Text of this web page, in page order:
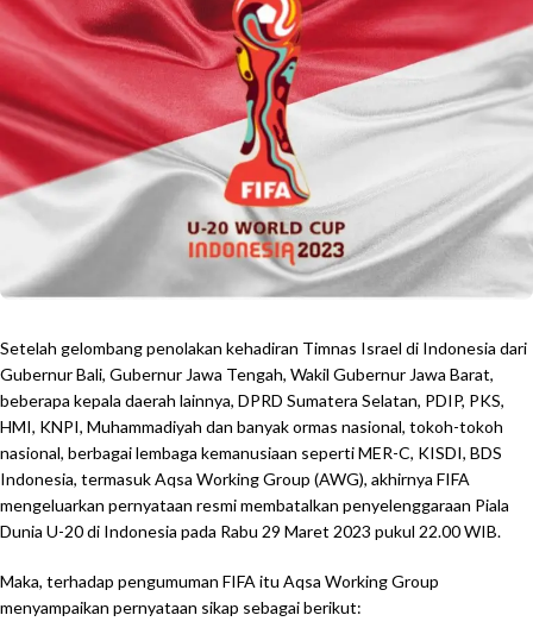
Setelah gelombang penolakan kehadiran Timnas Israel di Indonesia dari
Gubernur Bali, Gubernur Jawa Tengah, Wakil Gubernur Jawa Barat,
beberapa kepala daerah lainnya, DPRD Sumatera Selatan, PDIP, PKS,
HMI, KNPI, Muhammadiyah dan banyak ormas nasional, tokoh-tokoh
nasional, berbagai lembaga kemanusiaan seperti MER-C, KISDI, BDS
Indonesia, termasuk Aqsa Working Group (AWG), akhirnya FIFA
mengeluarkan pernyataan resmi membatalkan penyelenggaraan Piala
Dunia U-20 di Indonesia pada Rabu 29 Maret 2023 pukul 22.00 WIB.
Maka, terhadap pengumuman FIFA itu Aqsa Working Group
menyampaikan pernyataan sikap sebagai berikut: